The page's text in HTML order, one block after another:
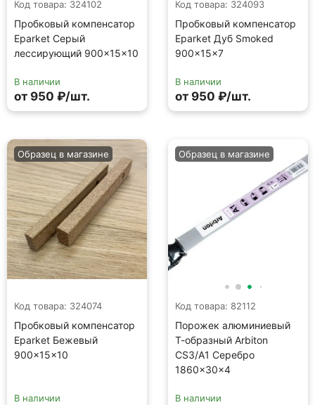
Код товара: 324102
Пробковый компенсатор
Eparket Серый
лессирующий 900×15×10
В наличии
от 950 ₽/шт.
Код товара: 324093
Пробковый компенсатор
Eparket Дуб Smoked
900×15×7
В наличии
от 950 ₽/шт.
Код товара: 324074
Пробковый компенсатор
Eparket Бежевый
900×15×10
Образец в магазине
В наличии
Код товара: 82112
Порожек алюминиевый
Т-образный Arbiton
CS3/A1 Серебро
1860×30×4
Образец в магазине
В наличии